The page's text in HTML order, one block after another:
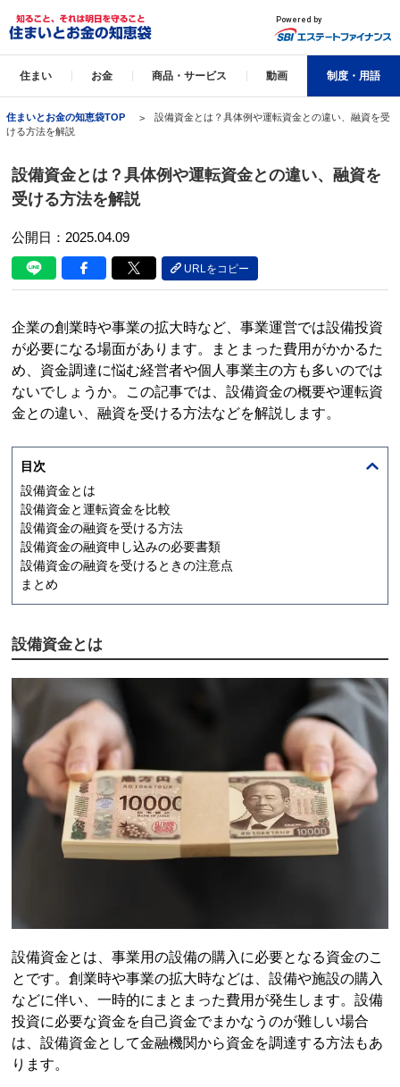
住まい お金 商品・サービス 動画 制度・用語
住まいとお金の知恵袋TOP
設備資金とは？具体例や運転資金との違い、融資を受
ける方法を解説
設備資金とは？具体例や運転資金との違い、融資を
受ける方法を解説
公開日：2025.04.09
URLをコピー
企業の創業時や事業の拡大時など、事業運営では設備投資
が必要になる場面があります。まとまった費用がかかるた
め、資金調達に悩む経営者や個人事業主の方も多いのでは
ないでしょうか。この記事では、設備資金の概要や運転資
金との違い、融資を受ける方法などを解説します。
目次
設備資金とは
設備資金と運転資金を比較
設備資金の融資を受ける方法
設備資金の融資申し込みの必要書類
設備資金の融資を受けるときの注意点
まとめ
設備資金とは
設備資金とは、事業用の設備の購入に必要となる資金のこ
とです。創業時や事業の拡大時などは、設備や施設の購入
などに伴い、一時的にまとまった費用が発生します。設備
投資に必要な資金を自己資金でまかなうのが難しい場合
は、設備資金として金融機関から資金を調達する方法もあ
ります。